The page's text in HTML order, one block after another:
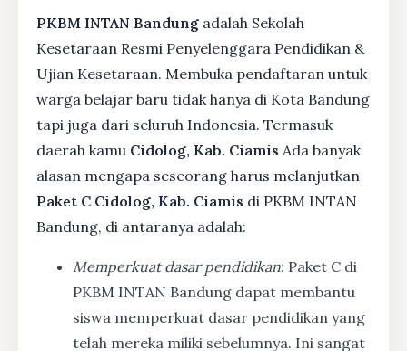
PKBM INTAN Bandung adalah Sekolah
Kesetaraan Resmi Penyelenggara Pendidikan &
Ujian Kesetaraan. Membuka pendaftaran untuk
warga belajar baru tidak hanya di Kota Bandung
tapi juga dari seluruh Indonesia. Termasuk
daerah kamu Cidolog, Kab. Ciamis Ada banyak
alasan mengapa seseorang harus melanjutkan
Paket C Cidolog, Kab. Ciamis di PKBM INTAN
Bandung, di antaranya adalah:
Memperkuat dasar pendidikan: Paket C di
PKBM INTAN Bandung dapat membantu
siswa memperkuat dasar pendidikan yang
telah mereka miliki sebelumnya. Ini sangat